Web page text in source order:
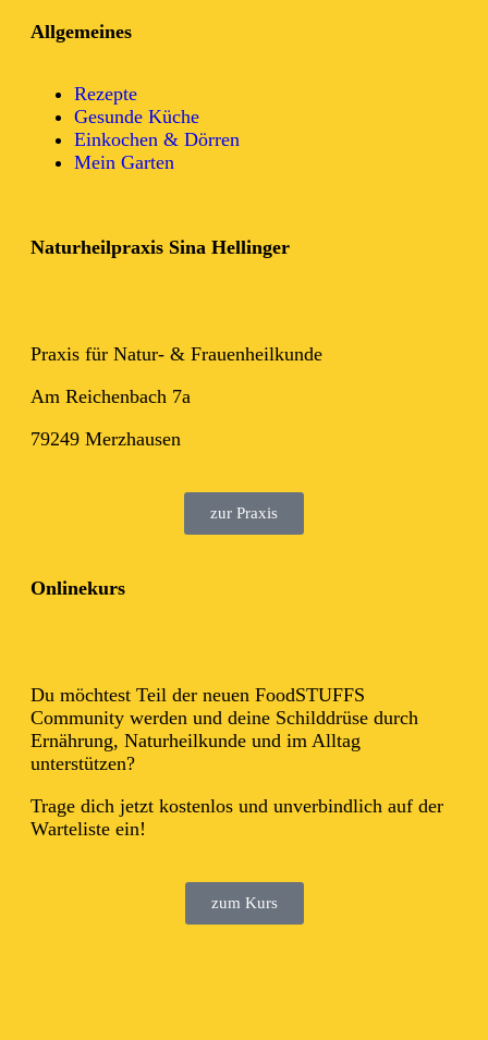
Allgemeines
Rezepte
Gesunde Küche
Einkochen & Dörren
Mein Garten
Naturheilpraxis Sina Hellinger
Praxis für Natur- & Frauenheilkunde
Am Reichenbach 7a
79249 Merzhausen
zur Praxis
Onlinekurs
Du möchtest Teil der neuen FoodSTUFFS
Community werden und deine Schilddrüse durch
Ernährung, Naturheilkunde und im Alltag
unterstützen?
Trage dich jetzt kostenlos und unverbindlich auf der
Warteliste ein!
zum Kurs